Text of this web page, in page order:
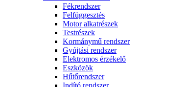
Fékrendszer
Felfüggesztés
Motor alkatrészek
Testrészek
Kormánymű rendszer
Gyújtási rendszer
Elektromos érzékelő
Eszközök
Hűtőrendszer
Indító rendszer